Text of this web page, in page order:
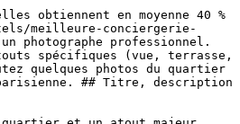
obtiennent en moyenne 40 %
meilleure-conciergerie-
photographe professionnel.
spécifiques (vue, terrasse,
quelques photos du quartier
## Titre, description